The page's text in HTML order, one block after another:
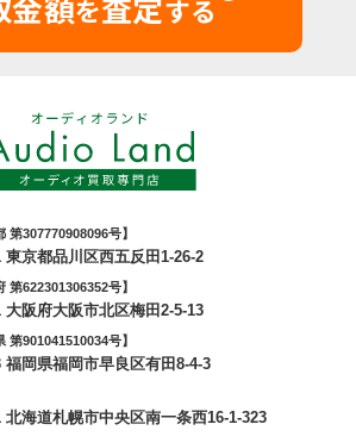
を する
第307770908096号】
東京都品川区西五反田1-26-2
第622301306352号】
大阪府大阪市北区梅田2-5-13
第901041510034号】
福岡県福岡市早良区有田8-4-3
北海道札幌市中央区南一条西16-1-323